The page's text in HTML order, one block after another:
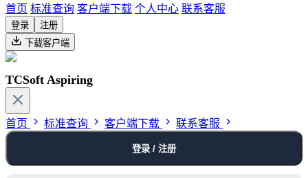
首页 标准查询 客户端下载 个人中心 联系客服
登录
注册
下载客户端
TCSoft Aspiring
首页 标准查询 客户端下载 联系客服
登录 / 注册